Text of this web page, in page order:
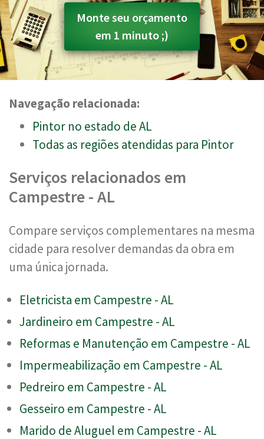
Monte seu orçamento
em 1 minuto ;)
Navegação relacionada:
Pintor no estado de AL
Todas as regiões atendidas para Pintor
Serviços relacionados em
Campestre - AL
Compare serviços complementares na mesma
cidade para resolver demandas da obra em
uma única jornada.
Eletricista em Campestre - AL
Jardineiro em Campestre - AL
Reformas e Manutenção em Campestre - AL
Impermeabilização em Campestre - AL
Pedreiro em Campestre - AL
Gesseiro em Campestre - AL
Marido de Aluguel em Campestre - AL